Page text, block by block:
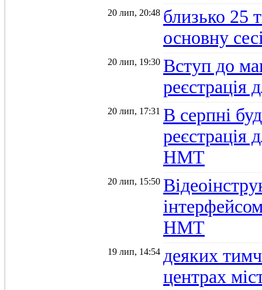
20 лип, 20:48 близько 25
основну
20 лип, 19:30 Вступ до
20 лип, 17:31 В серпні
реєстрація
НМТ
20 лип, 15:50
НМТ
19 лип, 14:54 деяких
центрах